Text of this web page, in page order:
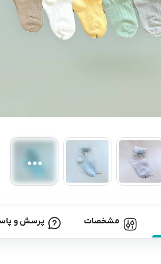
رابط و پد سینه
دستگاه بخور سرد کودک
مشخصات پرسش و